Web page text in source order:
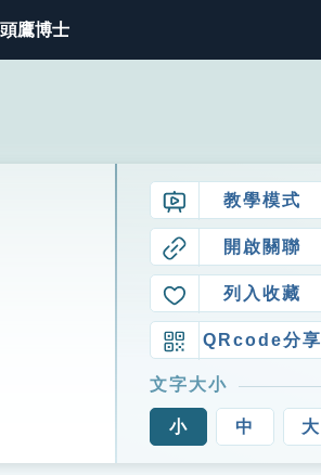
鷹博士
教學模式
開啟關聯
列入收藏
QRcode分享
文字大小
小 中 大